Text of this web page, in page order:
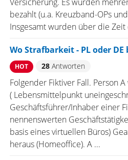
bezahlt (u.a. Kreuzband-OPs
Insgesamt wurden über die Zeit
Wo Strafbarkeit - PL oder
HOT 28Antworten
Folgender Fiktiver Fall. Person
( Lebensmittelpunkt
Geschäftsführer/Inhaber einer
nennenswerten
basis eines virtuellen Büros)
heraus (Homeoffice). A ...